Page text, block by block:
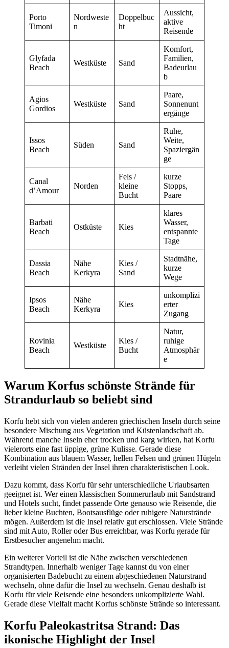
Porto
Timoni
Nordweste
n
Doppelbuc
ht
Aussicht,
aktive
Reisende
Glyfada
Beach
Westküste Sand
Komfort,
Familien,
Badeurlau
b
Agios
Gordios
Westküste Sand
Paare,
Sonnenunt
ergänge
Issos
Beach
Süden Sand
Ruhe,
Weite,
Spaziergän
ge
Canal
d’Amour
Norden
Fels /
kleine
Bucht
kurze
Stopps,
Paare
Barbati
Beach
Ostküste Kies
klares
Wasser,
entspannte
Tage
Dassia
Beach
Nähe
Kerkyra
Kies /
Sand
Stadtnähe,
kurze
Wege
Ipsos
Beach
Nähe
Kerkyra
Kies
unkomplizi
erter
Zugang
Rovinia
Beach
Westküste
Kies /
Bucht
Natur,
ruhige
Atmosphär
e
Warum Korfus schönste Strände für
Strandurlaub so beliebt sind
Korfu hebt sich von vielen anderen griechischen Inseln durch seine
besondere Mischung aus Vegetation und Küstenlandschaft ab.
Während manche Inseln eher trocken und karg wirken, hat Korfu
vielerorts eine fast üppige, grüne Kulisse. Gerade diese
Kombination aus blauem Wasser, hellen Felsen und grünen Hügeln
verleiht vielen Stränden der Insel ihren charakteristischen Look.
Dazu kommt, dass Korfu für sehr unterschiedliche Urlaubsarten
geeignet ist. Wer einen klassischen Sommerurlaub mit Sandstrand
und Hotels sucht, findet passende Orte genauso wie Reisende, die
lieber kleine Buchten, Bootsausflüge oder ruhigere Naturstrände
mögen. Außerdem ist die Insel relativ gut erschlossen. Viele Strände
sind mit Auto, Roller oder Bus erreichbar, was Korfu gerade für
Erstbesucher angenehm macht.
Ein weiterer Vorteil ist die Nähe zwischen verschiedenen
Strandtypen. Innerhalb weniger Tage kannst du von einer
organisierten Badebucht zu einem abgeschiedenen Naturstrand
wechseln, ohne dafür die Insel zu wechseln. Genau deshalb ist
Korfu für viele Reisende eine besonders unkomplizierte Wahl.
Gerade diese Vielfalt macht Korfus schönste Strände so interessant.
Korfu Paleokastritsa Strand: Das
ikonische Highlight der Insel